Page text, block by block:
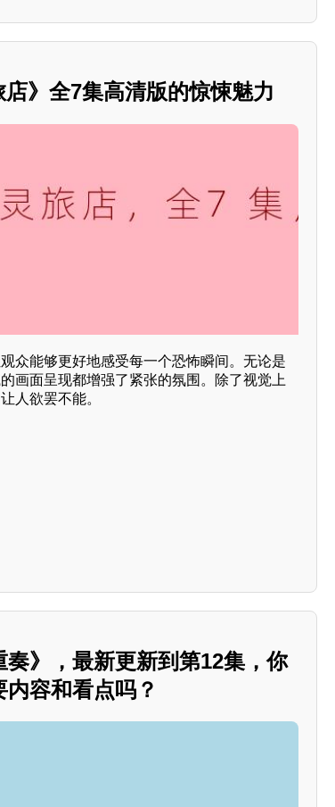
》全7集高清版的惊悚魅力
众能够更好地感受每一个恐怖瞬间。无论是
画面呈现都增强了紧张的氛围。除了视觉上
人欲罢不能。
》，最新更新到第12集，你
容和看点吗？